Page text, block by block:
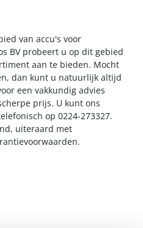
van accu's voor
BV probeert u op dit gebied
aan te bieden. Mocht
dan kunt u natuurlijk altijd
een vakkundig advies
prijs. U kunt ons
op 0224-273327.
uiteraard met